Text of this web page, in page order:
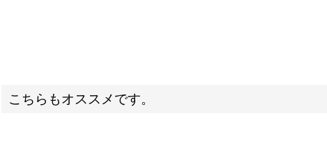
こちらもオススメです。